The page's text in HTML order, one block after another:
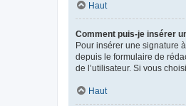
Haut
Comment puis-je insérer
Pour insérer une signature
depuis le formulaire de
de l’utilisateur. Si vous
Haut